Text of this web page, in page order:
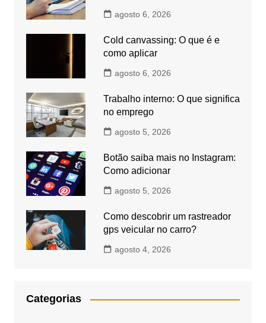
agosto 6, 2026
Cold canvassing: O que é e
como aplicar
agosto 6, 2026
Trabalho interno: O que significa
no emprego
agosto 5, 2026
Botão saiba mais no Instagram:
Como adicionar
agosto 5, 2026
Como descobrir um rastreador
gps veicular no carro?
agosto 4, 2026
Categorias